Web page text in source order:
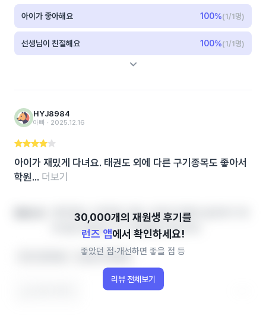
아이가 좋아해요 100%(1/1명)
선생님이 친절해요 100%(1/1명)
HYJ8984
아빠 ‧ 2025.12.16
아이가 재밌게 다녀요. 태권도 외에 다른 구기종목도 좋아서
학원... 더보기
영어학원, 수학학원, 영유, 공부방 학원비‧솔직후기‧레
테 정보 한번에, 인기 학원랭킹 확인하세
선생님이 친절해요
런즈 앱에서 확인하세요!
좋았던 점‧개선하면 좋을 점 등
리뷰 전체보기